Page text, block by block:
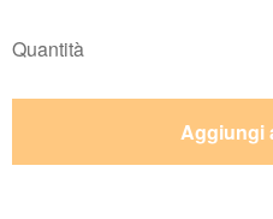
Quantità
Aggiungi